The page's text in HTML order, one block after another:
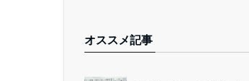
オススメ記事